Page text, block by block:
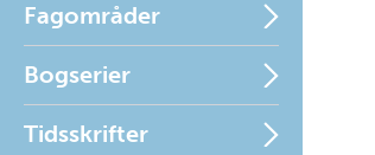
Fagområder
Bogserier
Tidsskrifter